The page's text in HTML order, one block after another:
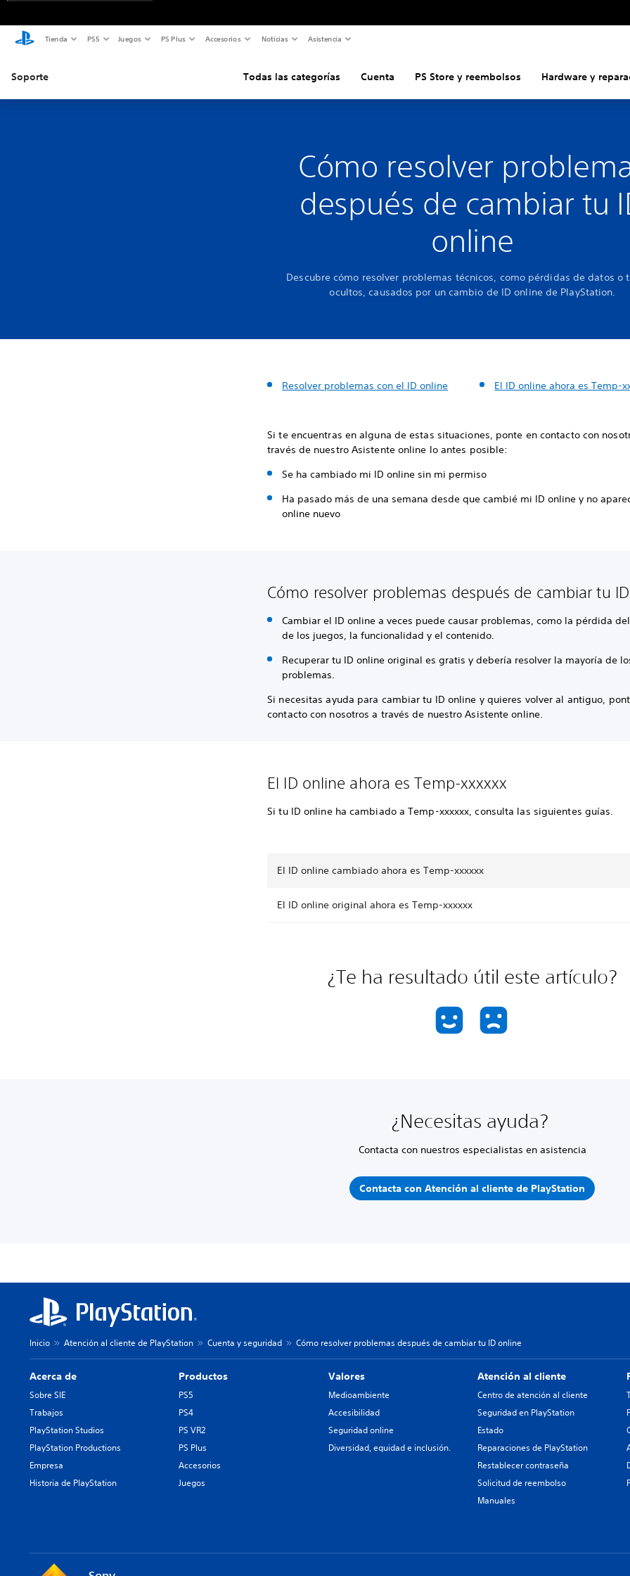
Tienda PS5 Juegos PS Plus Accesorios Noticias Asistencia
Soporte Todas las categorías Cuenta PS Store y reembolsos Hardware y
Cómo resolver
después de cambiar tu
online
Descubre cómo resolver problemas técnicos, como pérdidas de datos o
ocultos, causados por un cambio de ID online de PlayStation.
Resolver problemas con el ID online El ID online ahora es Temp-
Si te encuentras en alguna de estas situaciones, ponte en contacto con
través de nuestro Asistente online lo antes posible:
Se ha cambiado mi ID online sin mi permiso
Ha pasado más de una semana desde que cambié mi ID online y no
online nuevo
Cómo resolver problemas después de cambiar tu
Cambiar el ID online a veces puede causar problemas, como la pérdida
de los juegos, la funcionalidad y el contenido.
Recuperar tu ID online original es gratis y debería resolver la mayoría de
problemas.
Si necesitas ayuda para cambiar tu ID online y quieres volver al antiguo,
contacto con nosotros a través de nuestro Asistente online.
El ID online ahora es Temp-xxxxxx
Si tu ID online ha cambiado a Temp-xxxxxx, consulta las siguientes guías.
El ID online cambiado ahora es Temp-xxxxxx
El ID online original ahora es Temp-xxxxxx
¿Te ha resultado útil este artículo?
¿Necesitas ayuda?
Contacta con nuestros especialistas en asistencia
Contacta con Atención al cliente de PlayStation
Inicio Atención al cliente de PlayStation Cuenta y seguridad Cómo resolver problemas después de cambiar tu ID online
Acerca de
Sobre SIE
Trabajos
PlayStation Studios
PlayStation Productions
Empresa
Historia de PlayStation
Productos
PS5
PS4
PS VR2
PS Plus
Accesorios
Juegos
Valores
Medioambiente
Accesibilidad
Seguridad online
Diversidad, equidad e inclusión.
Atención al cliente
Centro de atención al cliente
Seguridad en PlayStation
Estado
Reparaciones de PlayStation
Restablecer contraseña
Solicitud de reembolso
Manuales